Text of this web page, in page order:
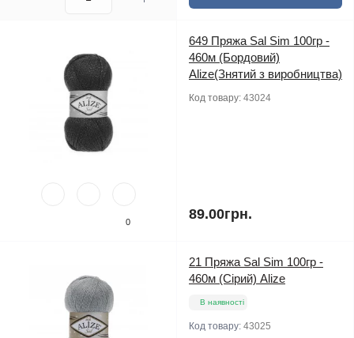
0
649 Пряжа Sal Sim 100гр -
460м (Бордовий)
Alize(Знятий з виробництва)
Код товару: 43024
89.00грн.
21 Пряжа Sal Sim 100гр -
460м (Сірий) Alize
В наявності
Код товару: 43025